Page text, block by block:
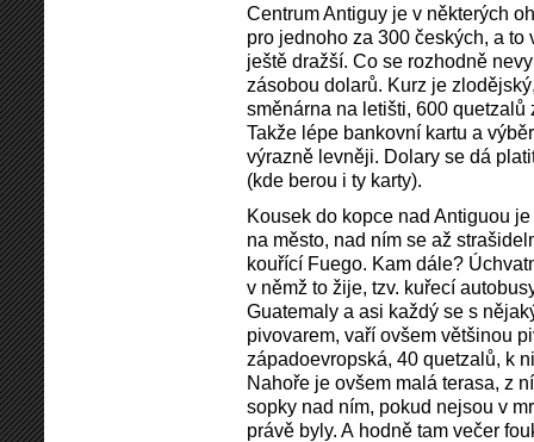
Centrum Antiguy je v některých
pro jednoho za 300 českých, a
ještě dražší. Co se rozhodně
zásobou dolarů. Kurz je
směnárna na letišti, 600
Takže lépe bankovní kartu a
výrazně levněji. Dolary se dá
(kde berou i ty karty).
Kousek do kopce nad Antiguou
na město, nad ním se až
kouřící Fuego. Kam dále?
v němž to žije, tzv. kuřecí
Guatemaly a asi každý se s
pivovarem, vaří ovšem většinou
západoevropská, 40 quetzalů, k
Nahoře je ovšem malá terasa, z
sopky nad ním, pokud nejsou v
právě byly. A hodně tam večer